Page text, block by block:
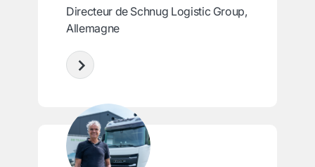
Directeur de Schnug Logistic Group,
Allemagne